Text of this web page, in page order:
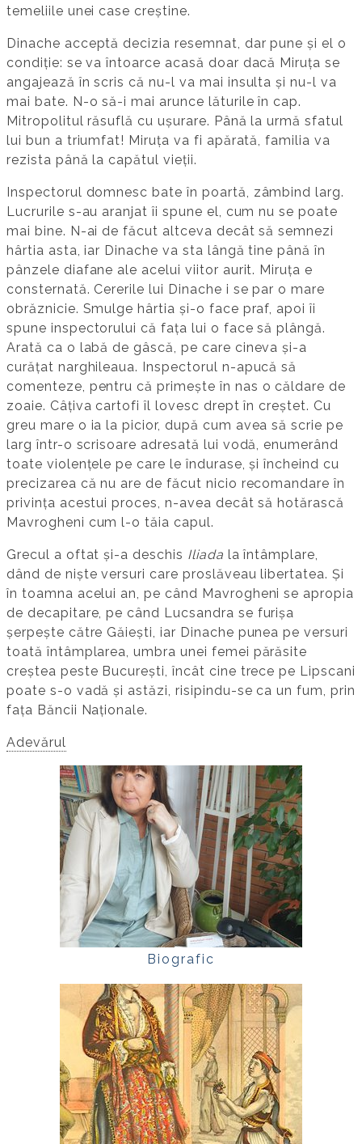
temeliile unei case creștine.
Dinache acceptă decizia resemnat, dar pune și el o
condiție: se va întoarce acasă doar dacă Miruța se
angajează în scris că nu-l va mai insulta și nu-l va
mai bate. N-o să-i mai arunce lăturile în cap.
Mitropolitul răsuflă cu ușurare. Până la urmă sfatul
lui bun a triumfat! Miruța va fi apărată, familia va
rezista până la capătul vieții.
Inspectorul domnesc bate în poartă, zâmbind larg.
Lucrurile s-au aranjat îi spune el, cum nu se poate
mai bine. N-ai de făcut altceva decât să semnezi
hârtia asta, iar Dinache va sta lângă tine până în
pânzele diafane ale acelui viitor aurit. Miruța e
consternată. Cererile lui Dinache i se par o mare
obrăznicie. Smulge hârtia și-o face praf, apoi îi
spune inspectorului că fața lui o face să plângă.
Arată ca o labă de gâscă, pe care cineva și-a
curățat narghileaua. Inspectorul n-apucă să
comenteze, pentru că primește în nas o căldare de
zoaie. Câțiva cartofi îl lovesc drept în creștet. Cu
greu mare o ia la picior, după cum avea să scrie pe
larg într-o scrisoare adresată lui vodă, enumerând
toate violențele pe care le îndurase, și încheind cu
precizarea că nu are de făcut nicio recomandare în
privința acestui proces, n-avea decât să hotărască
Mavrogheni cum l-o tăia capul.
Grecul a oftat și-a deschis Iliada la întâmplare,
dând de niște versuri care proslăveau libertatea. Și
în toamna acelui an, pe când Mavrogheni se apropia
de decapitare, pe când Lucsandra se furișa
șerpește către Găiești, iar Dinache punea pe versuri
toată întâmplarea, umbra unei femei părăsite
creștea peste București, încât cine trece pe Lipscani
poate s-o vadă și astăzi, risipindu-se ca un fum, prin
fața Băncii Naționale.
Adevărul
Biografic